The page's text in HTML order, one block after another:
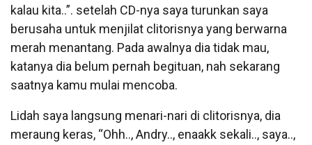
kalau kita..”. setelah CD-nya saya turunkan saya
berusaha untuk menjilat clitorisnya yang berwarna
merah menantang. Pada awalnya dia tidak mau,
katanya dia belum pernah begituan, nah sekarang
saatnya kamu mulai mencoba.
Lidah saya langsung menari-nari di clitorisnya, dia
meraung keras, “Ohh.., Andry.., enaakk sekali.., saya..,